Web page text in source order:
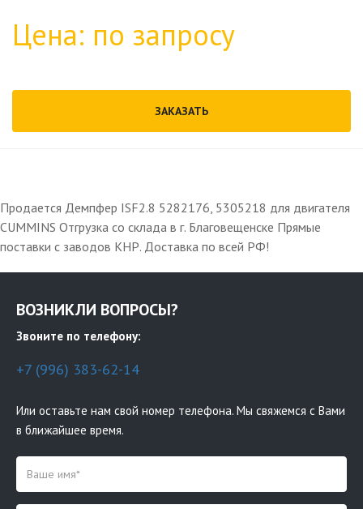
Цена: по запросу
ЗАКАЗАТЬ
Продается Демпфер ISF2.8 5282176, 5305218 для двигателя
CUMMINS Отгрузка со склада в г. Благовещенске Прямые
поставки с заводов КНР. Доставка по всей РФ!
ВОЗНИКЛИ ВОПРОСЫ?
Звоните по телефону:
+7 (996) 383-62-14
Или оставьте нам свой номер телефона. Мы свяжемся с Вами
в ближайшее время.